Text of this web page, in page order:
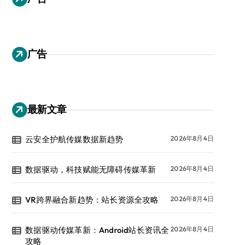
广告
最新文章
云安全护航传媒数据新趋势 2026年8月4日
数据驱动，科技赋能无障碍传媒革新 2026年8月4日
VR跨界融合新趋势：站长资源全攻略 2026年8月4日
数据驱动传媒革新：Android站长资讯全
攻略
2026年8月4日